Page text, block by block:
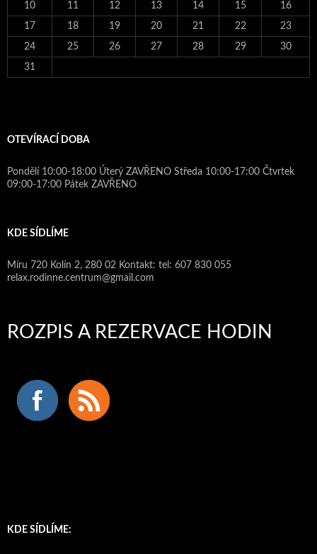
10 11 12 13 14 15 16
17 18 19 20 21 22 23
24 25 26 27 28 29 30
31
OTEVÍRACÍ DOBA
Pondělí 10:00-18:00 Úterý ZAVŘENO Středa 10:00-17:00 Čtvrtek
09:00-17:00 Pátek ZAVŘENO
KDE SÍDLÍME
Míru 720 Kolín 2, 280 02 Kontakt: tel: 607 830 055
relax.rodinne.centrum@gmail.com
ROZPIS A REZERVACE HODIN
KDE SÍDLÍME: